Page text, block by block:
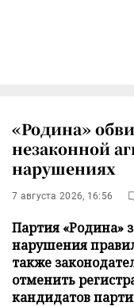
«Родина»
незаконной
нарушениях
7 августа 2026, 16:56
Партия «Родина»
нарушения
также
отменить
кандидатов